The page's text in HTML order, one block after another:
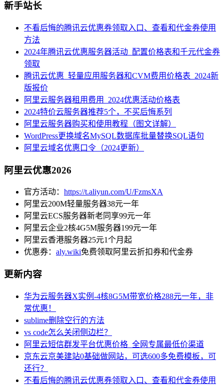
新手站长
不看后悔的腾讯云优惠券领取入口、查看和代金券使用
方法
2024年腾讯云优惠服务器活动_配置价格表和千元代金券
领取
腾讯云优惠_轻量应用服务器和CVM费用价格表_2024新
版报价
阿里云服务器租用费用_2024优惠活动价格表
2024特价云服务器推荐5个，不买后悔系列
阿里云服务器购买和使用教程（图文详解）
WordPress更换域名MySQL数据库批量替换SQL语句
阿里云域名优惠口令（2024更新）
阿里云优惠2026
官方活动： https://t.aliyun.com/U/FzmsXA
阿里云200M轻量服务器38元一年
阿里云ECS服务器新老同享99元一年
阿里云企业2核4G5M服务器199元一年
阿里云香港服务器25元1个月起
优惠券： aly.wiki免费领取阿里云折扣券和代金券
更新内容
华为云服务器X实例-4核8G5M带宽价格288元一年，非
常优惠！
sublime删除空行的方法
vs code怎么关闭侧边栏？
阿里云短信群发平台优惠价格_全网专属最低价渠道
京东云京美建站0基础做网站，可选600多免费模板，可
还行？
不看后悔的腾讯云优惠券领取入口、查看和代金券使用